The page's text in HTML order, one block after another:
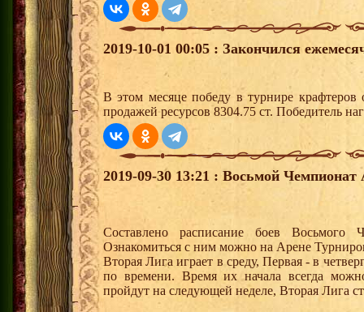
2019-10-01 00:05 : Закончился
В этом месяце победу в турнире
продажей ресурсов 8304.75 ст. Победитель
2019-09-30 13:21 : Восьмой
Составлено расписание боев
Ознакомиться с ним можно на Арене
Вторая Лига играет в среду, Первая - в
по времени. Время их начала всегда
пройдут на следующей неделе, Вторая Лига